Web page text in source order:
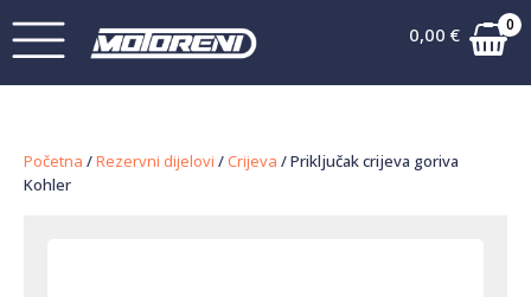
0,00 € 0
Početna /Rezervni dijelovi / Crijeva / Priključak crijeva goriva
Kohler